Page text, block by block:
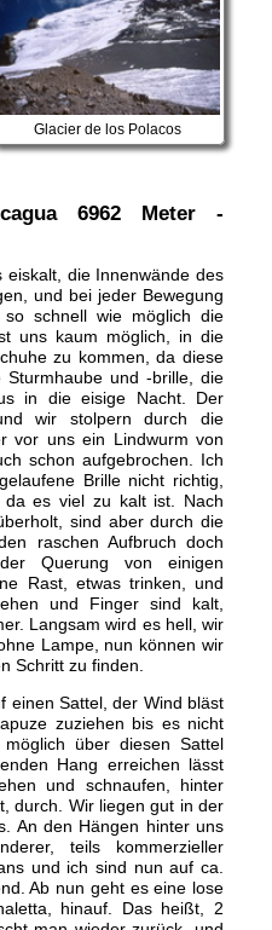
Glacier de los Polacos
6962 Meter -
eiskalt, die Innenwände des
und bei jeder Bewegung
schnell wie möglich die
uns kaum möglich, in die
zu kommen, da diese
und -brille, die
in die eisige Nacht. Der
wir stolpern durch die
vor uns ein Lindwurm von
schon aufgebrochen. Ich
Brille nicht richtig,
es viel zu kalt ist. Nach
sind aber durch die
raschen Aufbruch doch
Querung von einigen
Rast, etwas trinken, und
und Finger sind kalt,
Langsam wird es hell, wir
Lampe, nun können wir
Schritt zu finden.
einen Sattel, der Wind bläst
zuziehen bis es nicht
über diesen Sattel
Hang erreichen lässt
und schnaufen, hinter
durch. Wir liegen gut in der
An den Hängen hinter uns
teils kommerzieller
und ich sind nun auf ca.
Ab nun geht es eine lose
hinauf. Das heißt, 2